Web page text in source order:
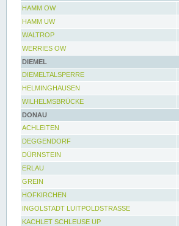
HAMM OW
HAMM UW
WALTROP
WERRIES OW
DIEMEL
DIEMELTALSPERRE
HELMINGHAUSEN
WILHELMSBRÜCKE
DONAU
ACHLEITEN
DEGGENDORF
DÜRNSTEIN
ERLAU
GREIN
HOFKIRCHEN
INGOLSTADT LUITPOLDSTRASSE
KACHLET SCHLEUSE UP